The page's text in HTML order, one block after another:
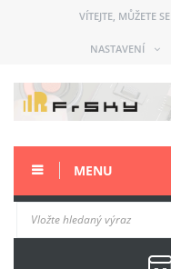
VÍTEJTE, MŮŽETE SE
NASTAVENÍ
MENU